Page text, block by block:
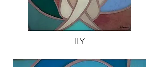
ILY